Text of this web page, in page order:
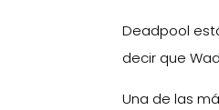
Deadpool
decir que
Una de las